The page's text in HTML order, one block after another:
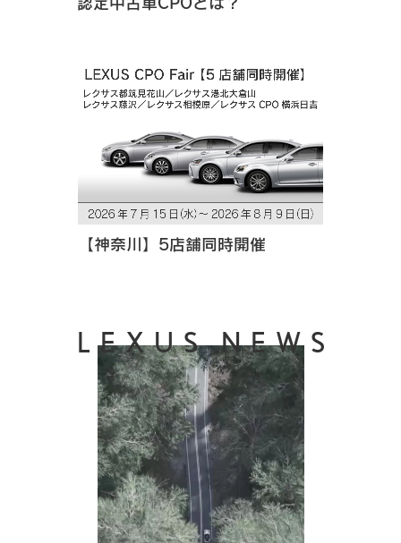
【神奈川】5店舗同時開催
LEXUS NEWS